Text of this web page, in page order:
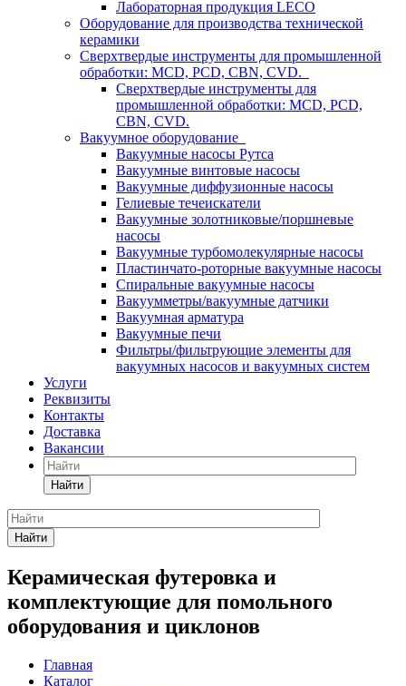
Лабораторная продукция LECO
Оборудование для производства технической
керамики
Сверхтвердые инструменты для промышленной
обработки: MCD, PCD, CBN, CVD.
Сверхтвердые инструменты для
промышленной обработки: MCD, PCD,
CBN, CVD.
Вакуумное оборудование
Вакуумные насосы Рутса
Вакуумные винтовые насосы
Вакуумные диффузионные насосы
Гелиевые течеискатели
Вакуумные золотниковые/поршневые
насосы
Вакуумные турбомолекулярные насосы
Пластинчато-роторные вакуумные насосы
Спиральные вакуумные насосы
Вакуумметры/вакуумные датчики
Вакуумная арматура
Вакуумные печи
Фильтры/фильтрующие элементы для
вакуумных насосов и вакуумных систем
Услуги
Реквизиты
Контакты
Доставка
Вакансии
Найти
Найти
Керамическая футеровка и
комплектующие для помольного
оборудования и циклонов
Главная
Каталог